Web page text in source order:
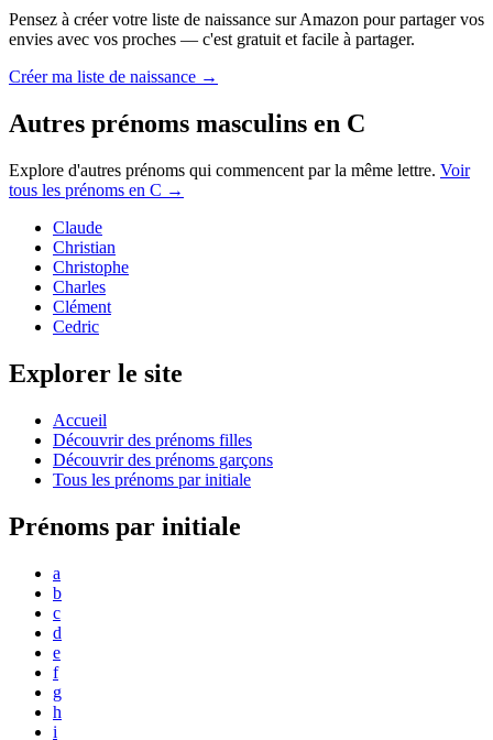
Pensez à créer votre liste de naissance sur Amazon pour partager vos
envies avec vos proches — c'est gratuit et facile à partager.
Créer ma liste de naissance →
Autres prénoms masculins en C
Explore d'autres prénoms qui commencent par la même lettre. Voir
tous les prénoms en C →
Claude
Christian
Christophe
Charles
Clément
Cedric
Explorer le site
Accueil
Découvrir des prénoms filles
Découvrir des prénoms garçons
Tous les prénoms par initiale
Prénoms par initiale
a
b
c
d
e
f
g
h
i